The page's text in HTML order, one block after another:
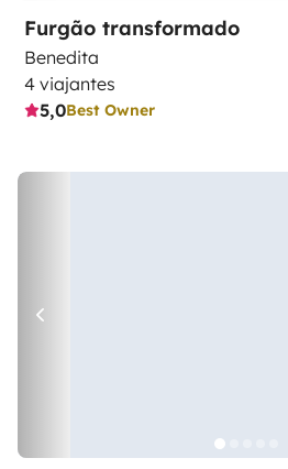
Furgão transformado
Benedita
4 viajantes
5,0Best Owner